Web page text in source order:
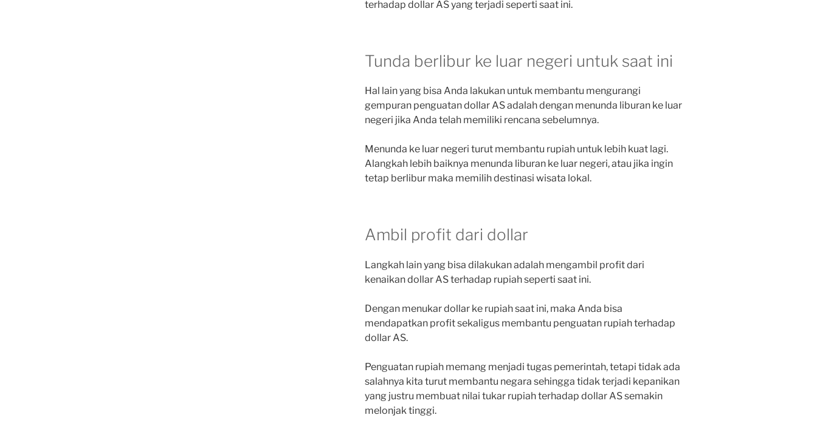
terhadap dollar AS yang terjadi seperti saat ini.
Tunda berlibur ke luar negeri untuk saat ini
Hal lain yang bisa Anda lakukan untuk membantu mengurangi
gempuran penguatan dollar AS adalah dengan menunda liburan ke luar
negeri jika Anda telah memiliki rencana sebelumnya.
Menunda ke luar negeri turut membantu rupiah untuk lebih kuat lagi.
Alangkah lebih baiknya menunda liburan ke luar negeri, atau jika ingin
tetap berlibur maka memilih destinasi wisata lokal.
Ambil profit dari dollar
Langkah lain yang bisa dilakukan adalah mengambil profit dari
kenaikan dollar AS terhadap rupiah seperti saat ini.
Dengan menukar dollar ke rupiah saat ini, maka Anda bisa
mendapatkan profit sekaligus membantu penguatan rupiah terhadap
dollar AS.
Penguatan rupiah memang menjadi tugas pemerintah, tetapi tidak ada
salahnya kita turut membantu negara sehingga tidak terjadi kepanikan
yang justru membuat nilai tukar rupiah terhadap dollar AS semakin
melonjak tinggi.